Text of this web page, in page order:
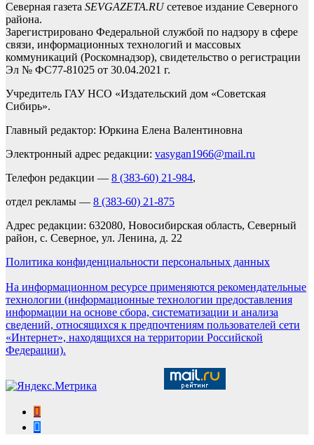
Северная газета SEVGAZETA.RUсетевое издание Северного
района.
Зарегистрировано Федеральной службой по надзору в сфере
связи, информационных технологий и массовых
коммуникаций (Роскомнадзор), свидетельство о регистрации
Эл № ФС77-81025 от 30.04.2021 г.
Учредитель ГАУ НСО «Издательский дом «Советская
Сибирь».
Главный редактор: Юркина Елена Валентиновна
Электронный адрес редакции: vasygan1966@mail.ru
Телефон редакции — 8 (383-60) 21-984,
отдел рекламы — 8 (383-60) 21-875
Адрес редакции: 632080, Новосибирская область, Северный
район, с. Северное, ул. Ленина, д. 22
Политика конфиденциальности персональных данных
На информационном ресурсе применяются рекомендательные
технологии (информационные технологии предоставления
информации на основе сбора, систематизации и анализа
сведений, относящихся к предпочтениям пользователей сети
«Интернет», находящихся на территории Российской
Федерации).